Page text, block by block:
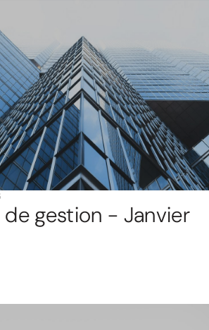
de gestion - Janvier